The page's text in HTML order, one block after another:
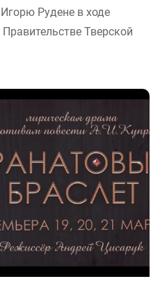
Рудене в ходе
Тверской